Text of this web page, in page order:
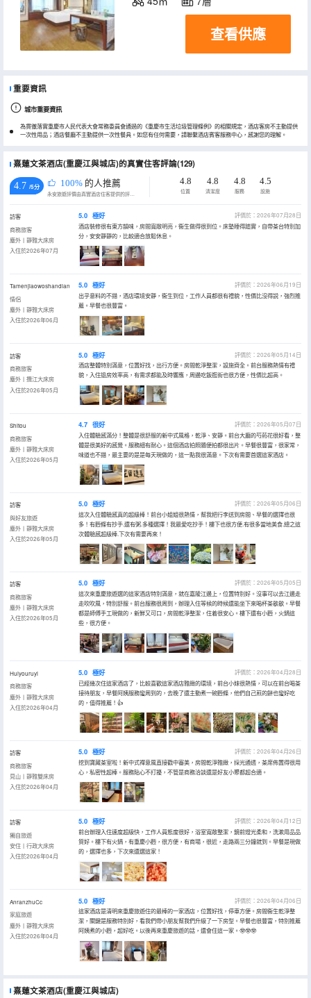
查看供應
重要資訊
城市重要資訊
為貫徹落實重慶市人民代表大會常務委員會通過的《重慶市生活垃圾管理條例》的相關規定，酒店客房不主動提供
一次性用品；酒店餐廳不主動提供一次性餐具。如您有任何需要，請聯繫酒店賓客服務中心，感謝您的理解。
熹蓮文茶酒店(重慶江與城店)的真實住客評論(129)
4.7 /5分 100% 的人推薦
永安旅遊評價由真實酒店住客提供的評價。
4.8
位置
4.8
清潔度
4.8
服務
4.5
設施
訪客
商務旅客
塵外丨靜雅大床房
入住於2026年07月
5.0 極好
評價於：2026年07月28日
酒店裝修很有東方韻味，房間寬敞明亮，衞生做得很到位。床墊睡得踏實，自帶茶台特別加
分，安安靜靜的，比較適合放鬆休息。
Tamenjiaowoshandian
情侶
塵外丨靜雅大床房
入住於2026年06月
5.0 極好
評價於：2026年06月19日
出乎意料的不錯，酒店環境安靜，衞生到位，工作人員都很有禮貌，性價比沒得説，強烈推
薦。早餐也很豐富。
訪客
商務旅客
塵外丨攬江大床房
入住於2026年05月
5.0 極好
評價於：2026年05月14日
酒店整體特別滿意，位置好找，出行方便。房間乾淨整潔，設施齊全。前台服務熱情有禮
貌，入住退房效率高，有需求都能及時響應，周邊吃飯逛街也很方便，性價比超高。
Shitou
商務旅客
塵外丨靜雅大床房
入住於2026年05月
4.7 很好
評價於：2026年05月07日
入住體驗感滿分！整體是很舒服的新中式風格，乾淨、安靜。前台大廳的芍葯花很好看，整
體是很美好的感覺。服務細有耐心。這個酒店拍照隨便拍都很出片。早餐很豐富，很家常，
味道也不錯，最主要的是是每天現做的，這一點我很滿意。下次有需要首選這家酒店。
訪客
與好友旅遊
塵外丨靜雅大床房
入住於2026年05月
5.0 極好
評價於：2026年05月06日
這次入住體驗感真的超級棒！前台小姐姐很熱情，幫我把行李送到房間、早餐的選擇也很
多！有麪條有抄手.還有粥.多種選擇！我最愛吃抄手！樓下也很方便.有很多當地美食.總之這
次體驗感超級棒.下次有需要再來！
訪客
商務旅客
塵外丨靜雅大床房
入住於2026年05月
5.0 極好
評價於：2026年05月05日
這次來重慶旅遊選的這家酒店特別滿意，就在嘉陵江邊上，位置特別好。沒事可以去江邊走
走吹吹風，特別舒服。前台服務很周到，辦理入住等候的時候還能坐下來喝杯茶歇歇。早餐
都是師傅手工現做的，新鮮又可口，房間乾淨整潔，住着很安心。樓下還有小麪，火鍋這
些，很方便。
Huiyouruyi
商務旅客
塵外丨靜雅大床房
入住於2026年04月
5.0 極好
評價於：2026年04月28日
已經幾次住這家酒店了，比較喜歡這家酒店雅緻的環境，前台小妹很熱情，可以在前台喝茶
接待朋友，早餐阿姨服務蠻周到的，去晚了還主動煮一碗麪條，他們自己煎的餅也蠻好吃
的，值得推薦！👍
訪客
商務旅客
見山丨靜雅雙床房
入住於2026年04月
5.0 極好
評價於：2026年04月26日
挖到寶藏茶室啦！新中式禪意風直接戳中審美，房間乾淨雅緻，採光通透，茶席佈置得很用
心，私密性超棒。服務貼心不打擾，不管是商務洽談還是好友小聚都超合適。
訪客
獨自旅遊
安住丨行政大床房
入住於2026年04月
5.0 極好
評價於：2026年04月12日
前台辦理入住速度超級快，工作人員態度很好，浴室寬敞整潔，鏡前燈光柔和，洗漱用品品
質好。樓下有火鍋，有重慶小麪，很方便，有商場，很近，走路兩三分鐘就到。早餐是現做
的，選擇也多，下次來還選這家！
AnranzhuCc
家庭旅遊
塵外丨靜雅大床房
入住於2026年04月
5.0 極好
評價於：2026年04月06日
這家酒店是清明來重慶旅遊住的最棒的一家酒店，位置好找，停車方便。房間衞生乾淨整
潔，關鍵是服務特別好，看我們帶小朋友幫我們升級了一下房型。早餐也很豐富，特別推薦
阿姨煮的小麪，超好吃。以後再來重慶旅遊的話，還會住這一家。🤓🤓🤓
熹蓮文茶酒店(重慶江與城店)